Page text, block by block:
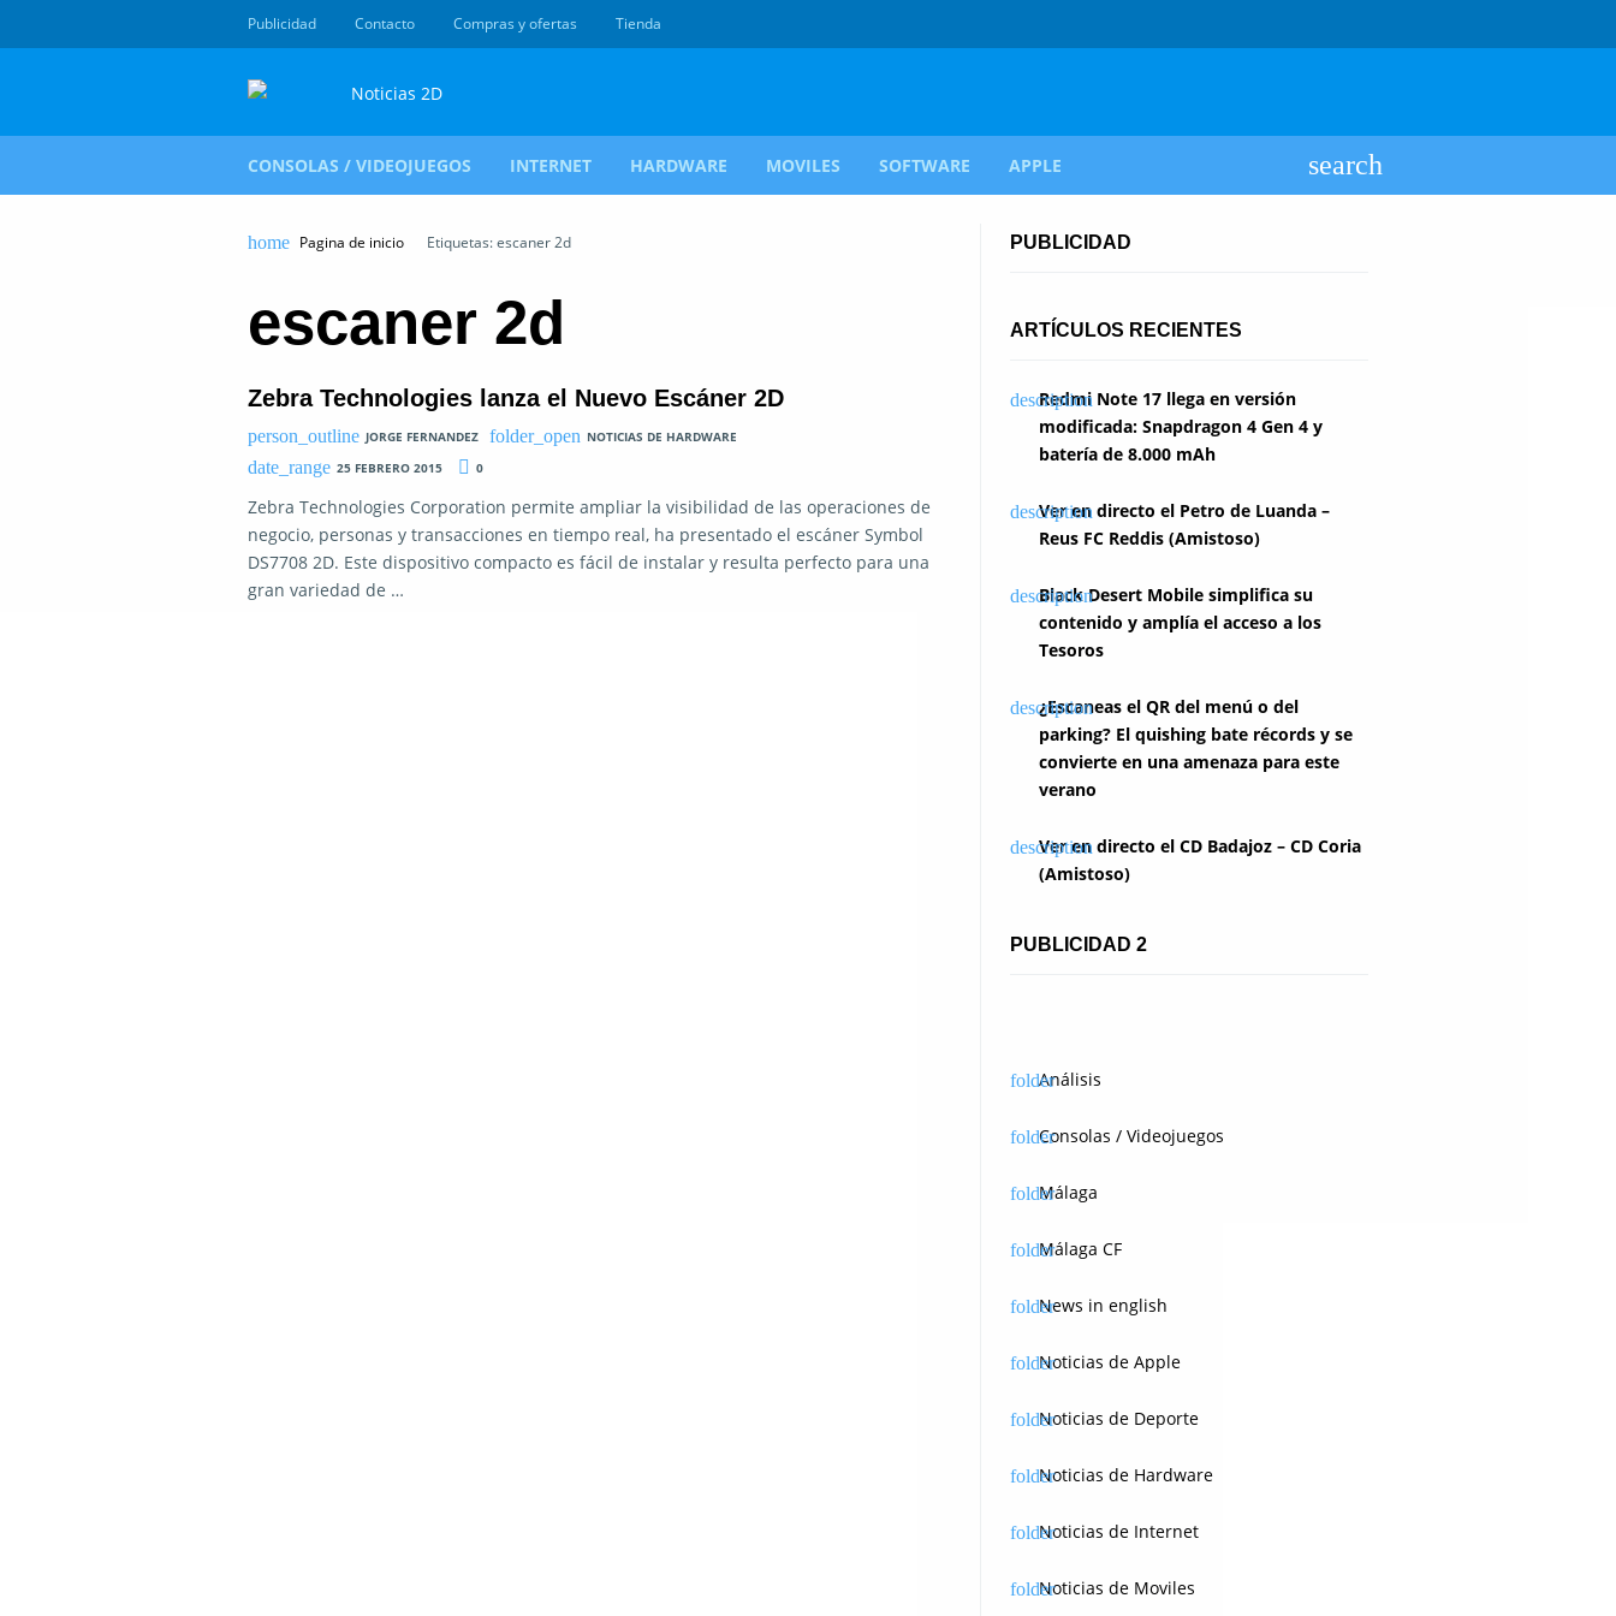
Publicidad Contacto Compras y ofertas Tienda
CONSOLAS / VIDEOJUEGOS INTERNET HARDWARE MOVILES SOFTWARE APPLE
Pagina de inicio Etiquetas: escaner 2d
escaner 2d
Zebra Technologies lanza el Nuevo Escáner 2D
JORGE FERNANDEZ
NOTICIAS DE HARDWARE
25 FEBRERO 2015
0
Zebra Technologies Corporation permite ampliar la visibilidad de las operaciones de
negocio, personas y transacciones en tiempo real, ha presentado el escáner Symbol
DS7708 2D. Este dispositivo compacto es fácil de instalar y resulta perfecto para una
gran variedad de …
PUBLICIDAD
ARTÍCULOS RECIENTES
Redmi Note 17 llega en versión
modificada: Snapdragon 4 Gen 4 y
batería de 8.000 mAh
Ver en directo el Petro de Luanda –
Reus FC Reddis (Amistoso)
Black Desert Mobile simplifica su
contenido y amplía el acceso a los
Tesoros
¿Escaneas el QR del menú o del
parking? El quishing bate récords y se
convierte en una amenaza para este
verano
Ver en directo el CD Badajoz – CD Coria
(Amistoso)
PUBLICIDAD 2
Análisis
Consolas / Videojuegos
Málaga
Málaga CF
News in english
Noticias de Apple
Noticias de Deporte
Noticias de Hardware
Noticias de Internet
Noticias de Moviles